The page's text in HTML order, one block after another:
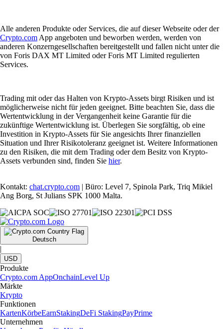
Alle anderen Produkte oder Services, die auf dieser Webseite oder der
Crypto.com App angeboten und beworben werden, werden von
anderen Konzerngesellschaften bereitgestellt und fallen nicht unter die
von Foris DAX MT Limited oder Foris MT Limited regulierten
Services.
Trading mit oder das Halten von Krypto-Assets birgt Risiken und ist
möglicherweise nicht für jeden geeignet. Bitte beachten Sie, dass die
Wertentwicklung in der Vergangenheit keine Garantie für die
zukünftige Wertentwicklung ist. Überlegen Sie sorgfältig, ob eine
Investition in Krypto-Assets für Sie angesichts Ihrer finanziellen
Situation und Ihrer Risikotoleranz geeignet ist. Weitere Informationen
zu den Risiken, die mit dem Trading oder dem Besitz von Krypto-
Assets verbunden sind, finden Sie hier.
Kontakt: chat.crypto.com | Büro: Level 7, Spinola Park, Triq Mikiel
Ang Borg, St Julians SPK 1000 Malta.
Deutsch
|
USD
Produkte
Crypto.com AppOnchainLevel Up
Märkte
Krypto
Funktionen
KartenKörbeEarnStakingDeFi StakingPayPrime
Unternehmen